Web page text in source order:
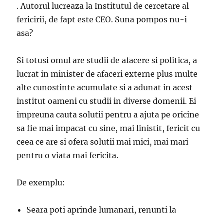
. Autorul lucreaza la Institutul de cercetare al
fericirii, de fapt este CEO. Suna pompos nu-i
asa?
Si totusi omul are studii de afacere si politica, a
lucrat in minister de afaceri externe plus multe
alte cunostinte acumulate si a adunat in acest
institut oameni cu studii in diverse domenii. Ei
impreuna cauta solutii pentru a ajuta pe oricine
sa fie mai impacat cu sine, mai linistit, fericit cu
ceea ce are si ofera solutii mai mici, mai mari
pentru o viata mai fericita.
De exemplu:
Seara poti aprinde lumanari, renunti la